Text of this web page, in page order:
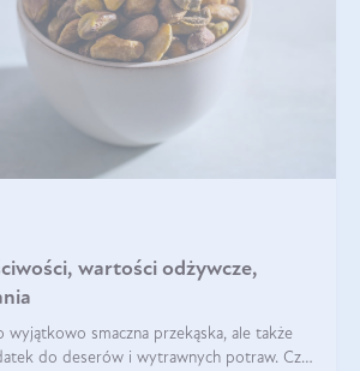
wartości odżywcze,
wyjątkowo smaczna przekąska, ale także
do deserów i wytrawnych potraw. Czy